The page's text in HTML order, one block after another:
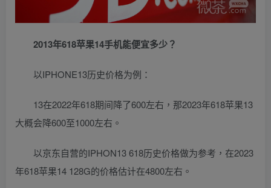
2013年618苹果14手机能便宜多少？
以IPHONE13历史价格为例：
13在2022年618期间降了600左右，那2023年618苹果13
大概会降600至1000左右。
以京东自营的IPHON13 618历史价格做为参考，在2023
年618苹果14 128G的价格估计在4800左右。